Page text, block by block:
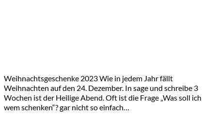
Weihnachtsgeschenke 2023 Wie in jedem Jahr fällt
Weihnachten auf den 24. Dezember. In sage und schreibe 3
Wochen ist der Heilige Abend. Oft ist die Frage „Was soll ich
wem schenken“? gar nicht so einfach…